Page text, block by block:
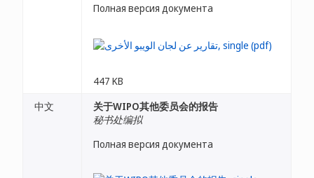
Полная версия документа
447 KB
中文
关于WIPO其他委员会的报告
秘书处编拟
Полная версия документа